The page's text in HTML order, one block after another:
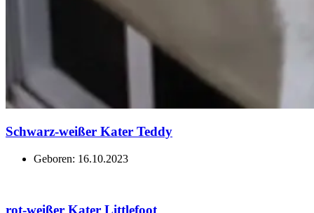
Schwarz-weißer Kater Teddy
Geboren: 16.10.2023
rot-weißer Kater Littlefoot